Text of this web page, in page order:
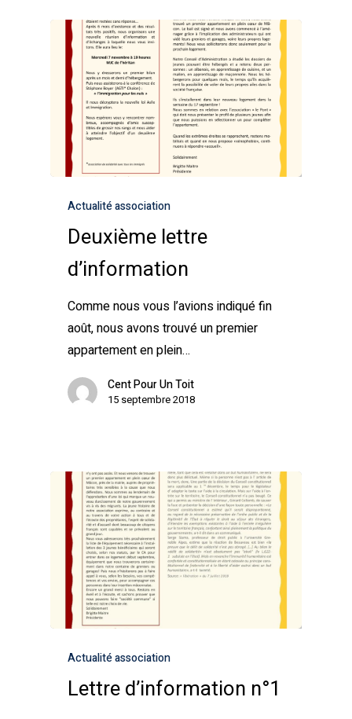
Actualité association
Deuxième lettre
d’information
Comme nous vous l’avions indiqué fin
août, nous avons trouvé un premier
appartement en plein…
Cent Pour Un Toit
15 septembre 2018
Actualité association
Lettre d’information n°1